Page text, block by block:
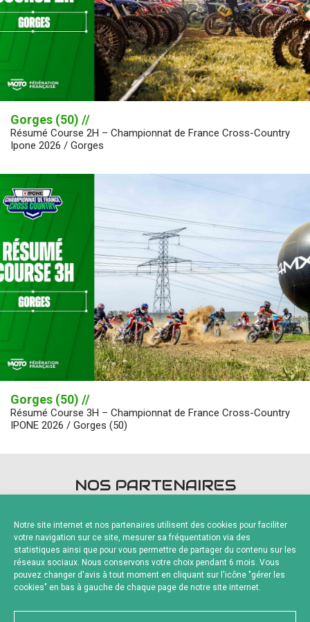
Notre site internet et nos partenaires utilisent des cookies pour faciliter
votre navigation sur ce site, mesurer sa fréquentation via des
statistiques ainsi que pour vous permettre de partager du contenu sur les
réseaux sociaux. Nous conservons votre choix pendant 6 mois. Vous
pouvez changer d'avis à tout moment en cliquant sur l'icône "gérer les
cookies" en bas à gauche de chaque page de notre site internet.
Gorges (50) //
Résumé Course 2H – Championnat de France Cross-Country
Ipone 2026 / Gorges
Gorges (50) //
Résumé Course 3H – Championnat de France Cross-Country
IPONE 2026 / Gorges (50)
NOS PARTENAIRES
Fournisseurs Officiels